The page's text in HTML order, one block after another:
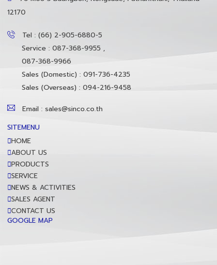
12170
Tel : (66) 2-905-6880-5
Service : 087-368-9955 ,
087-368-9966
Sales (Domestic) : 091-736-4235
Sales (Overseas) : 094-216-9458
Email : sales@sinco.co.th
SITEMENU
HOME
ABOUT US
PRODUCTS
SERVICE
NEWS & ACTIVITIES
SALES AGENT
CONTACT US
GOOGLE MAP